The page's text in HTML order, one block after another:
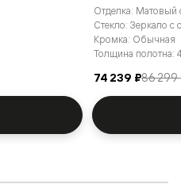
Отделка: Матовый
Стекло: Зеркало с
Кромка: Обычная
Толщина полотна:
74 239 ₽86 299